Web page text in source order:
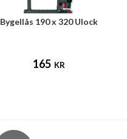
Bygellås 190 x 320 Ulock
165 KR